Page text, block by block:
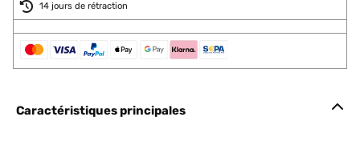
14 jours de rétraction
Caractéristiques principales